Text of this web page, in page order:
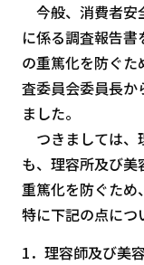
今般、消費者安
に係る調査報告
の重篤化を防ぐ
査委員会委員長か
ました。
つきましては、
も、理容所及び
重篤化を防ぐため
特に下記の点につ
1．理容師及び美